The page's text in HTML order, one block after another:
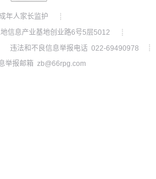
年人家长监护
┊
信息产业基地创业路6号5层5012
┊
违法和不良信息举报电话 022-69490978
┊
举报邮箱 zb@66rpg.com